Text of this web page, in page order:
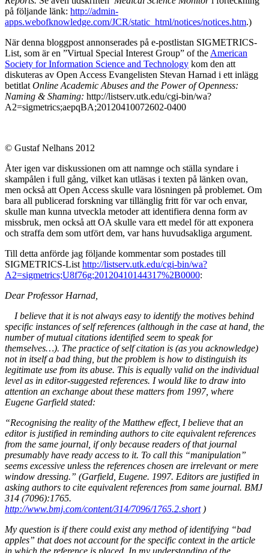
på följande länk: http://admin-
apps.webofknowledge.com/JCR/static_html/notices/notices.htm.)
När denna bloggpost annonserades på e-postlistan SIGMETRICS-
List, som är en ”Virtual Special Interest Group” of the American
Society for Information Science and Technology kom den att
diskuteras av Open Access Evangelisten Stevan Harnad i ett inlägg
betitlat Online Academic Abuses and the Power of Openness:
Naming & Shaming: http://listserv.utk.edu/cgi-bin/wa?
A2=sigmetrics;aepqBA;20120410072602-0400
© Gustaf Nelhans 2012
Åter igen var diskussionen om att namnge och ställa syndare i
skampålen i full gång, vilket kan utläsas i texten på länken ovan,
men också att Open Access skulle vara lösningen på problemet. Om
bara all publicerad forskning var tillänglig fritt för var och envar,
skulle man kunna utveckla metoder att identifiera denna form av
missbruk, men också att OA skulle vara ett medel för att exponera
och straffa dem som utfört dem, var hans huvudsakliga argument.
Till detta anförde jag följande kommentar som postades till
SIGMETRICS-List http://listserv.utk.edu/cgi-bin/wa?
A2=sigmetrics;U8f76g;20120410144317%2B0000:
Dear Professor Harnad,
I believe that it is not always easy to identify the motives behind
specific instances of self references (although in the case at hand, the
number of mutual citations identified seem to speak for
themselves…). The practice of self citation is (as you acknowledge)
not in itself a bad thing, but the problem is how to distinguish its
legitimate use from its abuse. This is equally valid on the individual
level as in editor-suggested references. I would like to draw into
attention an exchange about these matters from 1997, where
Eugene Garfield stated:
“Recognising the reality of the Matthew effect, I believe that an
editor is justified in reminding authors to cite equivalent references
from the same journal, if only because readers of that journal
presumably have ready access to it. To call this “manipulation”
seems excessive unless the references chosen are irrelevant or mere
window dressing.” (Garfield, Eugene. 1997. Editors are justified in
asking authors to cite equivalent references from same journal. BMJ
314 (7096):1765.
http://www.bmj.com/content/314/7096/1765.2.short)
My question is if there could exist any method of identifying “bad
apples” that does not account for the specific context in the article
in which the reference is placed. In my understanding of the